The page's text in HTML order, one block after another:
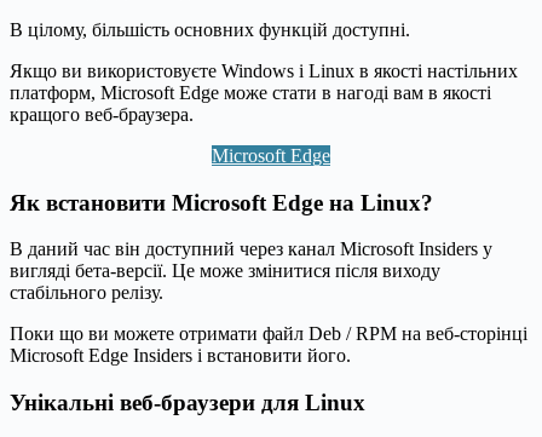
В цілому, більшість основних функцій доступні.
Якщо ви використовуєте Windows і Linux в якості настільних
платформ, Microsoft Edge може стати в нагоді вам в якості
кращого веб-браузера.
Microsoft Edge
Як встановити Microsoft Edge на Linux?
В даний час він доступний через канал Microsoft Insiders у
вигляді бета-версії. Це може змінитися після виходу
стабільного релізу.
Поки що ви можете отримати файл Deb / RPM на веб-сторінці
Microsoft Edge Insiders і встановити його.
Унікальні веб-браузери для Linux